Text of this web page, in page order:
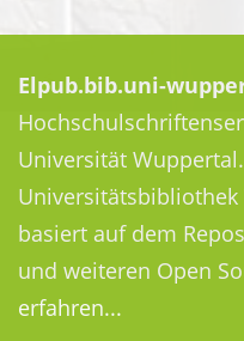
Elpub.bib.uni-
Universität
basiert auf dem
und weiteren Open
erfahren...